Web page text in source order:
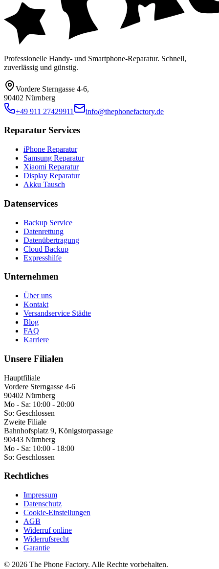
Professionelle Handy- und Smartphone-Reparatur. Schnell,
zuverlässig und günstig.
Vordere Sterngasse 4-6,
90402 Nürnberg
+49 911 27429911
info@thephonefactory.de
Reparatur Services
iPhone Reparatur
Samsung Reparatur
Xiaomi Reparatur
Display Reparatur
Akku Tausch
Datenservices
Backup Service
Datenrettung
Datenübertragung
Cloud Backup
Expresshilfe
Unternehmen
Über uns
Kontakt
Versandservice Städte
Blog
FAQ
Karriere
Unsere Filialen
Hauptfiliale
Vordere Sterngasse 4-6
90402 Nürnberg
Mo - Sa: 10:00 - 20:00
So: Geschlossen
Zweite Filiale
Bahnhofsplatz 9, Königstorpassage
90443 Nürnberg
Mo - Sa: 10:00 - 18:00
So: Geschlossen
Rechtliches
Impressum
Datenschutz
Cookie-Einstellungen
AGB
Widerruf online
Widerrufsrecht
Garantie
© 2026 The Phone Factory. Alle Rechte vorbehalten.